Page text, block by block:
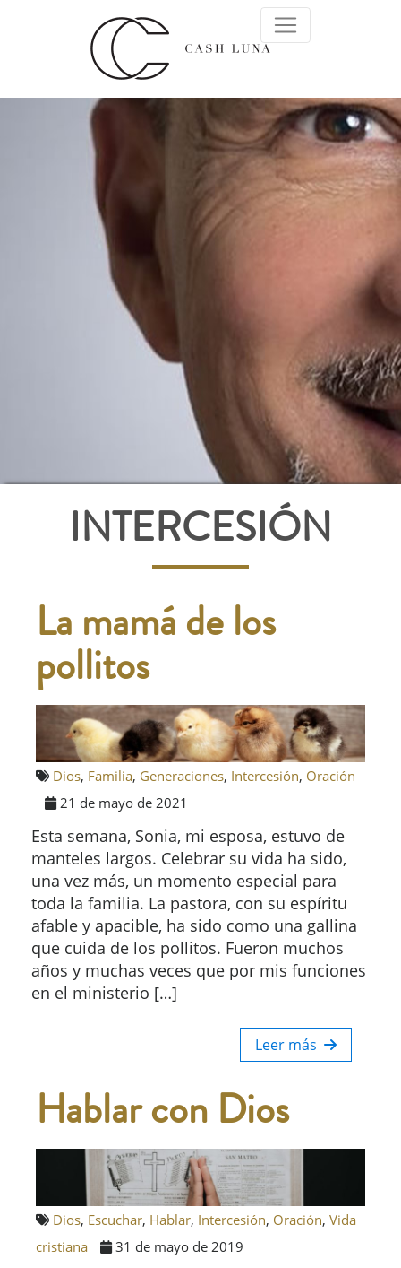
INTERCESIÓN
La mamá de los
pollitos
Dios, Familia, Generaciones, Intercesión, Oración
21 de mayo de 2021
Esta semana, Sonia, mi esposa, estuvo de
manteles largos. Celebrar su vida ha sido,
una vez más, un momento especial para
toda la familia. La pastora, con su espíritu
afable y apacible, ha sido como una gallina
que cuida de los pollitos. Fueron muchos
años y muchas veces que por mis funciones
en el ministerio […]
Leer más
Hablar con Dios
Dios, Escuchar, Hablar, Intercesión, Oración, Vida
cristiana
31 de mayo de 2019